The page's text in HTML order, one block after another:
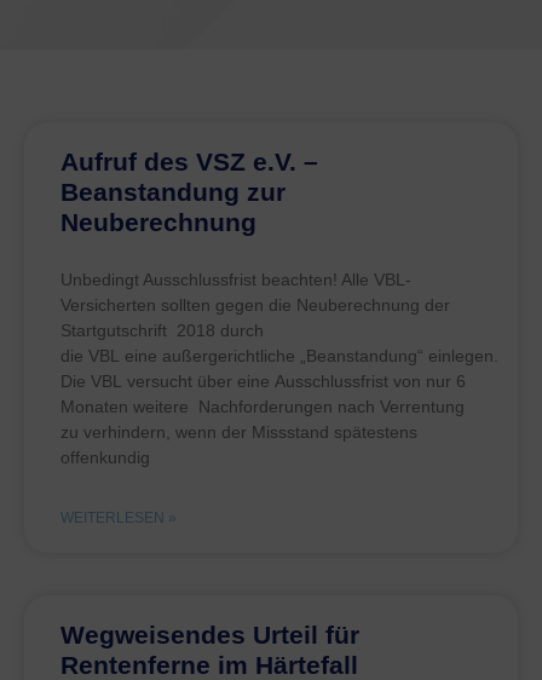
Aufruf des VSZ e.V. –
Beanstandung zur
Neuberechnung
Unbedingt Ausschlussfrist beachten! Alle VBL-
Versicherten sollten gegen die Neuberechnung der
Startgutschrift 2018 durch
die VBL eine außergerichtliche „Beanstandung“ einlegen.
Die VBL versucht über eine Ausschlussfrist von nur 6
Monaten weitere Nachforderungen nach Verrentung
zu verhindern, wenn der Missstand spätestens
offenkundig
WEITERLESEN »
Wegweisendes Urteil für
Rentenferne im Härtefall